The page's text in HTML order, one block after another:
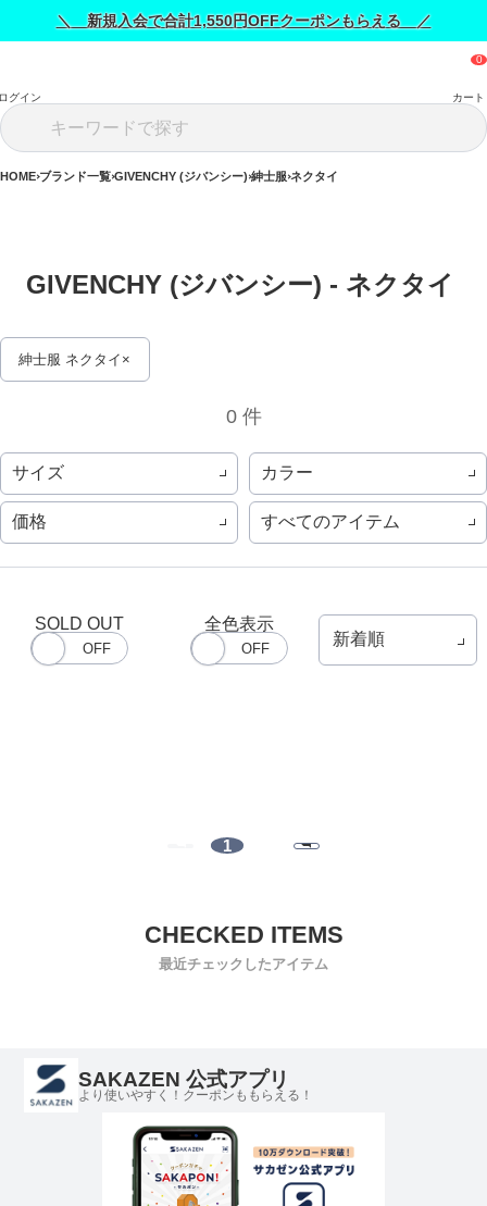
＼ 新規入会で合計1,550円OFFクーポンもらえる ／
グイン カート
HOME ブランド一覧 GIVENCHY (ジバンシー) 紳士服 ネクタイ
GIVENCHY (ジバンシー) - ネクタイ
紳士服 ネクタイ
0 件
サイズ カラー
価格 すべてのアイテム
SOLD OUT 全色表示
1
最近チェックしたアイテム
SAKAZEN 公式アプリ
より使いやすく！クーポンももらえる！